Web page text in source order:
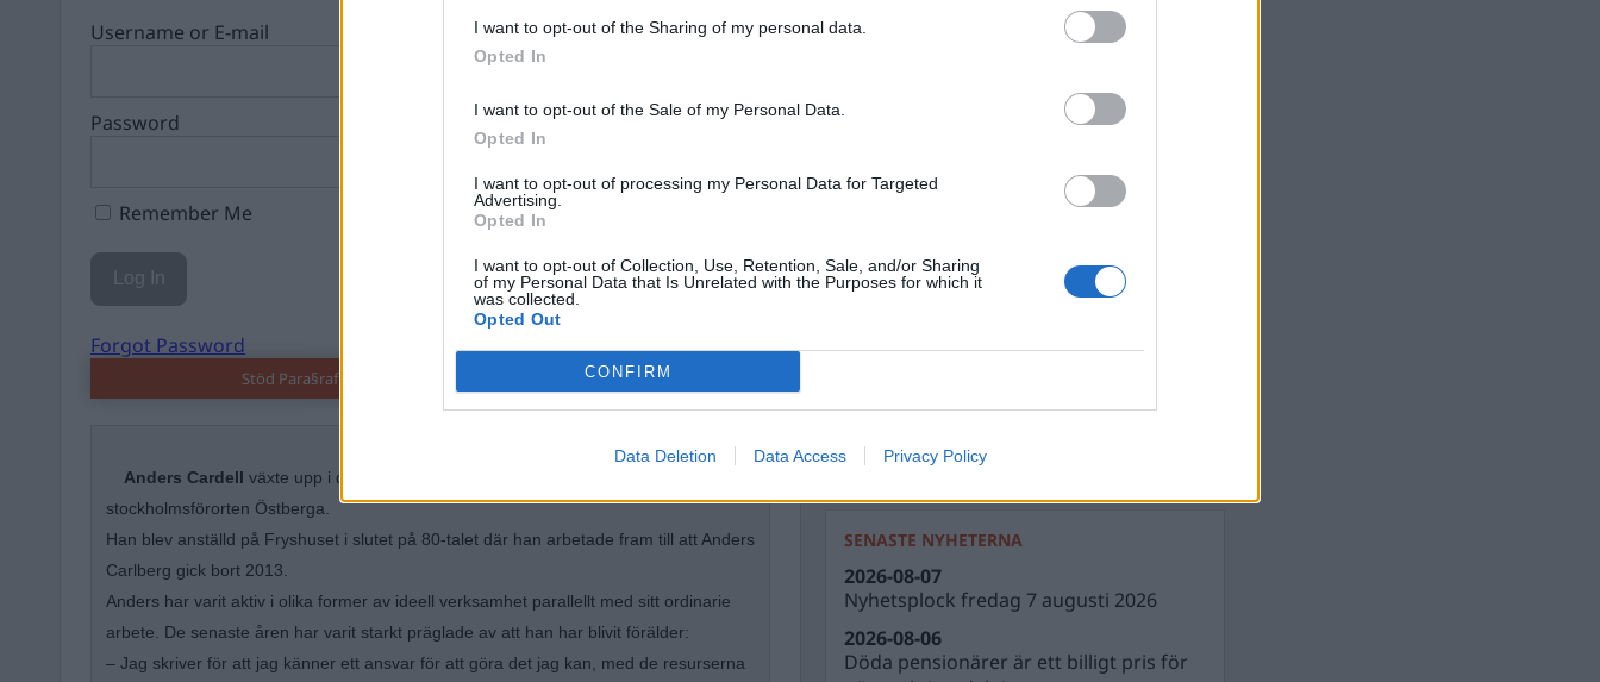
I want to opt-out of the Sharing of my personal data.
Opted In
I want to opt-out of the Sale of my Personal Data.
Opted In
I want to opt-out of processing my Personal Data for Targeted
Advertising.
Opted In
I want to opt-out of Collection, Use, Retention, Sale, and/or Sharing
of my Personal Data that Is Unrelated with the Purposes for which it
was collected.
Opted Out
CONFIRM
Data Deletion Data Access Privacy Policy
Username or E-mail
Password
Remember Me
Forgot Password
Stöd Para§raf – magasinet som hatas av högertrollen
Anders Cardell växte upp i det lilla brukssamhället Hallstahammar och i
stockholmsförorten Östberga.
Han blev anställd på Fryshuset i slutet på 80-talet där han arbetade fram till att Anders
Carlberg gick bort 2013.
Anders har varit aktiv i olika former av ideell verksamhet parallellt med sitt ordinarie
arbete. De senaste åren har varit starkt präglade av att han har blivit förälder:
– Jag skriver för att jag känner ett ansvar för att göra det jag kan, med de resurserna
Donald Trump Ebba Busch
Kokainmålet
Lagar Michael Pålsson
Mord
Silventoinen Petter Inedahl Polisen
Rättssäkerhet Rättstrygghet Rån
Ulf Kristersson
Oravsky VåldVåldtäkt
SENASTE NYHETERNA
Nyhetsplock fredag 7 augusti 2026
2026-08-07
Döda pensionärer är ett billigt pris för
2026-08-06